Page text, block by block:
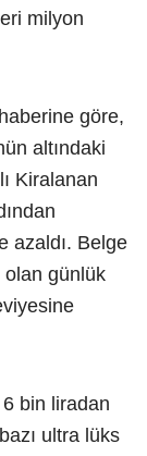
milyon
göre,
altındaki
Kiralanan
azaldı. Belge
olan günlük
bin liradan
ultra lüks